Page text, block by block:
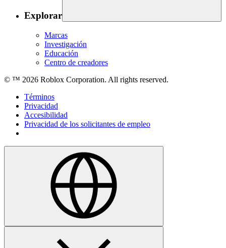
Explorar
Marcas
Investigación
Educación
Centro de creadores
© ™ 2026 Roblox Corporation. All rights reserved.
Términos
Privacidad
Accesibilidad
Privacidad de los solicitantes de empleo